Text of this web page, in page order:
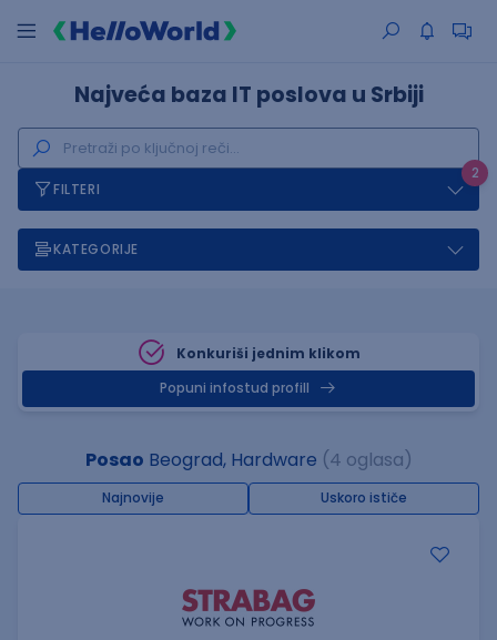
Najveća baza IT poslova u Srbiji
2
FILTERI
KATEGORIJE
Konkuriši jednim klikom
Popuni infostud profill
Posao Beograd, Hardware (4 oglasa)
Najnovije Uskoro ističe